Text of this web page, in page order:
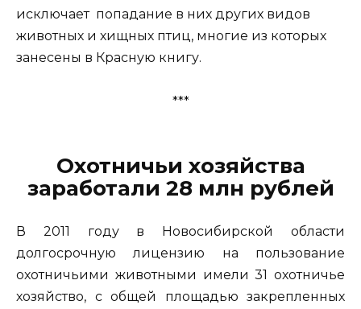
исключает попадание в них других видов
животных и хищных птиц, многие из которых
занесены в Красную книгу.
***
Охотничьи хозяйства
заработали 28 млн рублей
В 2011 году в Новосибирской области
долгосрочную лицензию на пользование
охотничьими животными имели 31 охотничье
хозяйство, с общей площадью закрепленных